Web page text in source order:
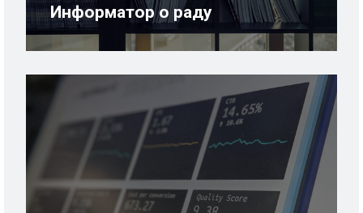
Информатор о раду